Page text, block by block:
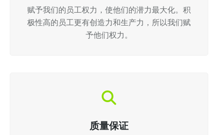
赋予我们的员工权力，使他们的潜力最大化。积
极性高的员工更有创造力和生产力，所以我们赋
予他们权力。
质量保证